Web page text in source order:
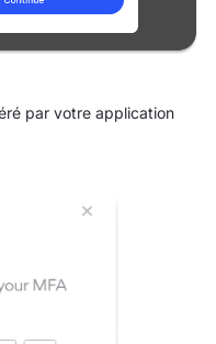
par votre application